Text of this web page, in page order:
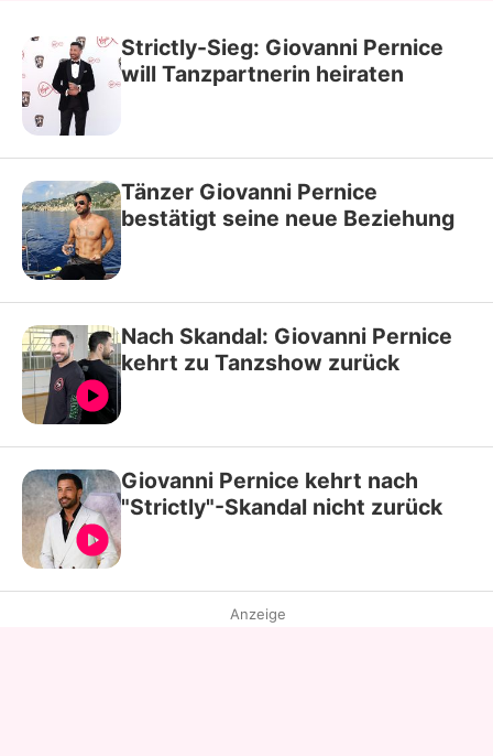
Strictly-Sieg: Giovanni Pernice
will Tanzpartnerin heiraten
Tänzer Giovanni Pernice
bestätigt seine neue Beziehung
Nach Skandal: Giovanni Pernice
kehrt zu Tanzshow zurück
Giovanni Pernice kehrt nach
"Strictly"-Skandal nicht zurück
Anzeige